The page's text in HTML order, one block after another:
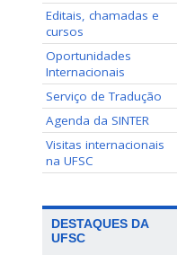
Editais, chamadas e
cursos
Oportunidades
Internacionais
Serviço de Tradução
Agenda da SINTER
Visitas internacionais
na UFSC
DESTAQUES DA
UFSC